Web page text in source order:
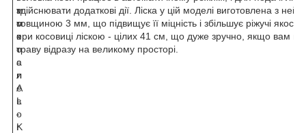
т
о
к
о
с
и
A
L
-
K
м
м
е
т
а
л
е
в
о
г
здійснювати додаткові дії. Ліска у цій моделі виготовлена з
товщиною 3 мм, що підвищує її міцність і збільшує ріжучі
при косовиці ліскою - цілих 41 см, що дуже зручно, якщо вам
траву відразу на великому просторі.